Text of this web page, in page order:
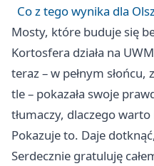
Co z tego wynika dla
Mosty, które buduje się
Kortosfera działa na
teraz – w pełnym
tle – pokazała swoje
tłumaczy, dlaczego
Pokazuje to. Daje
Serdecznie gratuluję